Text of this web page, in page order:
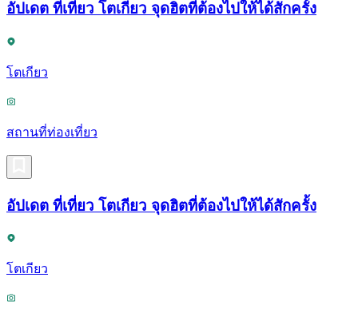
อัปเดต ที่เที่ยว โตเกียว จุดฮิตที่ต้องไปให้ได้สักครั้ง
โตเกียว
สถานที่ท่องเที่ยว
อัปเดต ที่เที่ยว โตเกียว จุดฮิตที่ต้องไปให้ได้สักครั้ง
โตเกียว